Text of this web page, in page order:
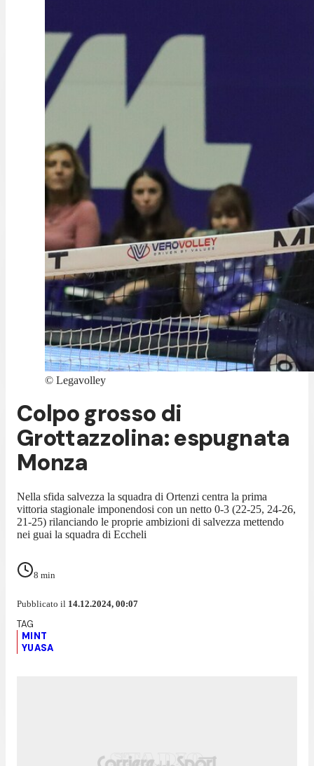
© Legavolley
Colpo grosso di
Grottazzolina: espugnata
Monza
Nella sfida salvezza la squadra di Ortenzi centra la prima
vittoria stagionale imponendosi con un netto 0-3 (22-25, 24-26,
21-25) rilanciando le proprie ambizioni di salvezza mettendo
nei guai la squadra di Eccheli
8 min
Pubblicato il 14.12.2024, 00:07
MINT
YUASA